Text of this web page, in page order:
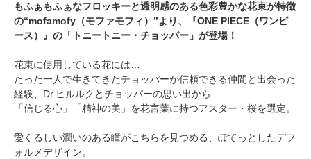
もふぁもふぁなフロッキーと透明感のある色彩豊かな花束が特徴
の“mofamofy（モファモフィ）”より、『ONE PIECE（ワンピ
ース）』の「トニートニー・チョッパー」が登場！
花束に使用している花には…
たった一人で生きてきたチョッパーが信頼できる仲間と出会った
経験、Dr.ヒルルクとチョッパーの思い出から
「信じる心」「精神の美」を花言葉に持つアスター・桜を選定。
愛くるしい潤いのある瞳がこちらを見つめる、ぽてっとしたデフ
ォルメデザイン。